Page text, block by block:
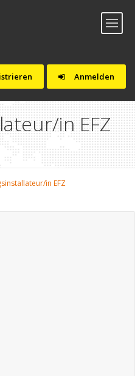
Anmelden
Toggle
in EFZ
in EFZ